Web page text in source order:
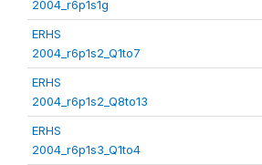
2004_r6p1s1g
ERHS
2004_r6p1s2_Q1to7
ERHS
2004_r6p1s2_Q8to13
ERHS
2004_r6p1s3_Q1to4